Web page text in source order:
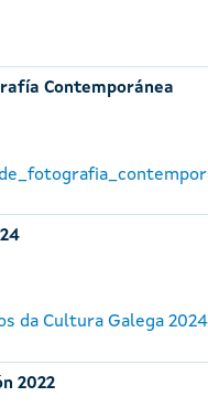
Contemporánea
da Cultura Galega 2024
2022